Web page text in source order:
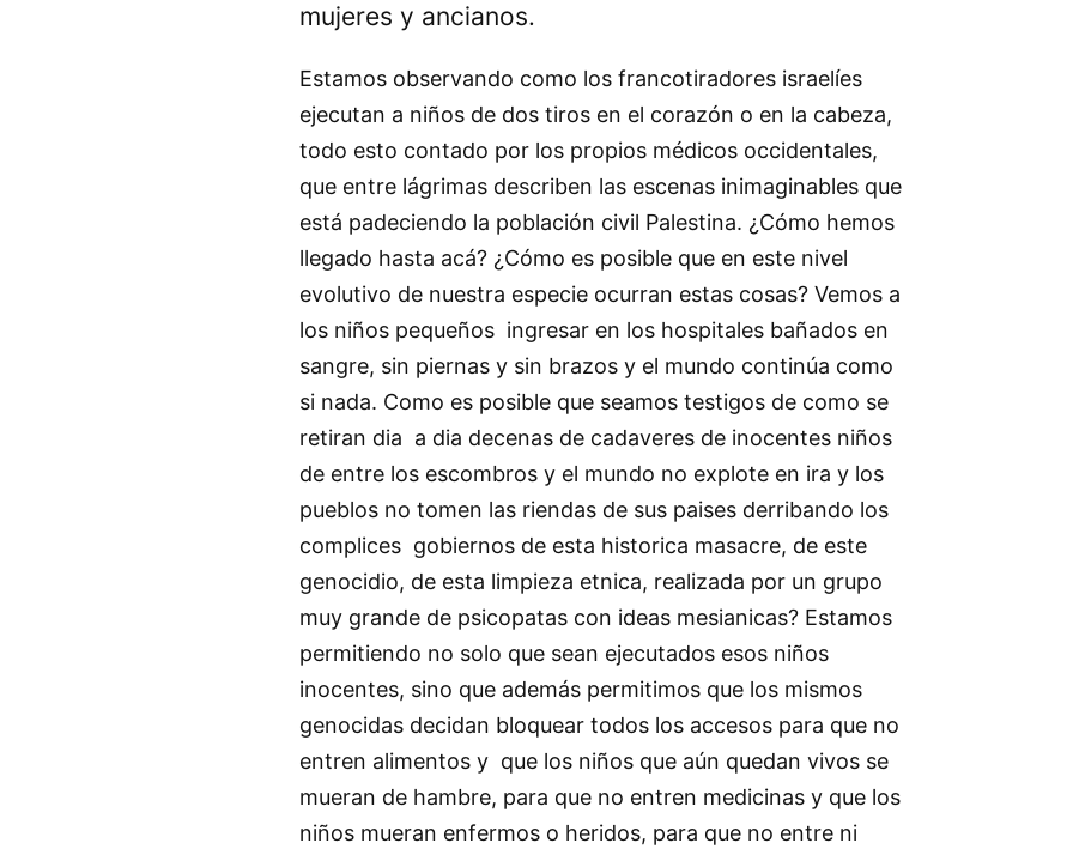
mujeres y ancianos.
Estamos observando como los francotiradores israelíes
ejecutan a niños de dos tiros en el corazón o en la cabeza,
todo esto contado por los propios médicos occidentales,
que entre lágrimas describen las escenas inimaginables que
está padeciendo la población civil Palestina. ¿Cómo hemos
llegado hasta acá? ¿Cómo es posible que en este nivel
evolutivo de nuestra especie ocurran estas cosas? Vemos a
los niños pequeños ingresar en los hospitales bañados en
sangre, sin piernas y sin brazos y el mundo continúa como
si nada. Como es posible que seamos testigos de como se
retiran dia a dia decenas de cadaveres de inocentes niños
de entre los escombros y el mundo no explote en ira y los
pueblos no tomen las riendas de sus paises derribando los
complices gobiernos de esta historica masacre, de este
genocidio, de esta limpieza etnica, realizada por un grupo
muy grande de psicopatas con ideas mesianicas? Estamos
permitiendo no solo que sean ejecutados esos niños
inocentes, sino que además permitimos que los mismos
genocidas decidan bloquear todos los accesos para que no
entren alimentos y que los niños que aún quedan vivos se
mueran de hambre, para que no entren medicinas y que los
niños mueran enfermos o heridos, para que no entre ni